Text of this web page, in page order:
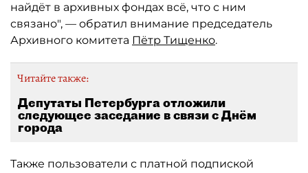
найдёт в архивных фондах всё, что с ним
связано", — обратил внимание председатель
Архивного комитета Пётр Тищенко.
Читайте также:
Депутаты Петербурга отложили
следующее заседание в связи с Днём
города
Также пользователи с платной подпиской